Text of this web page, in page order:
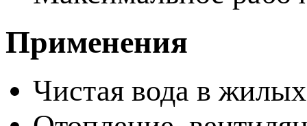
Применения
Чистая вода в